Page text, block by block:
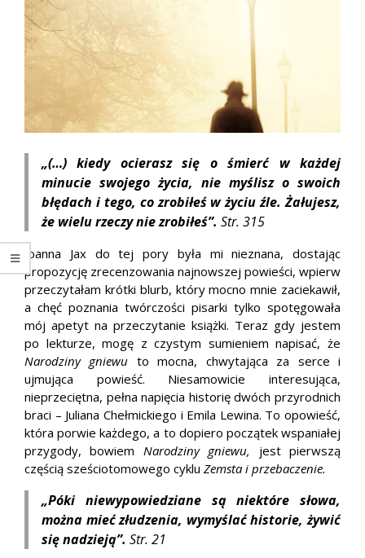
„(…) kiedy ocierasz się o śmierć w każdej
minucie swojego życia, nie myślisz o swoich
błędach i tego, co zrobiłeś w życiu źle. Żałujesz,
że wielu rzeczy nie zrobiłeś”. Str. 315
Joanna Jax do tej pory była mi nieznana, dostając
propozycję zrecenzowania najnowszej powieści, wpierw
przeczytałam krótki blurb, który mocno mnie zaciekawił,
a chęć poznania twórczości pisarki tylko spotęgowała
mój apetyt na przeczytanie książki. Teraz gdy jestem
po lekturze, mogę z czystym sumieniem napisać, że
Narodziny gniewu to mocna, chwytająca za serce i
ujmująca powieść. Niesamowicie interesująca,
nieprzeciętna, pełna napięcia historię dwóch przyrodnich
braci – Juliana Chełmickiego i Emila Lewina. To opowieść,
która porwie każdego, a to dopiero początek wspaniałej
przygody, bowiem Narodziny gniewu,
jest pierwszą
częścią sześciotomowego cyklu Zemsta i przebaczenie.
„Póki niewypowiedziane są niektóre słowa,
można mieć złudzenia, wymyślać historie, żywić
się nadzieją”. Str. 21